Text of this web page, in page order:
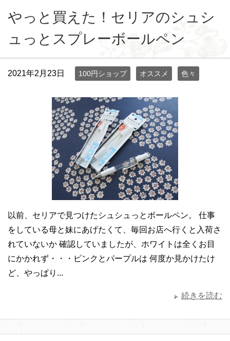
やっと買えた！セリアのシュシ
ュっとスプレーボールペン
2021年2月23日 100円ショップ オススメ 色々
以前、セリアで見つけたシュシュっとボールペン。 仕事
をしている母と妹にあげたくて、毎回お店へ行くと入荷さ
れていないか 確認していましたが、ホワイトは全くお目
にかかれず・・・ピンクとパープルは 何度か見かけたけ
ど、やっぱり...
続きを読む